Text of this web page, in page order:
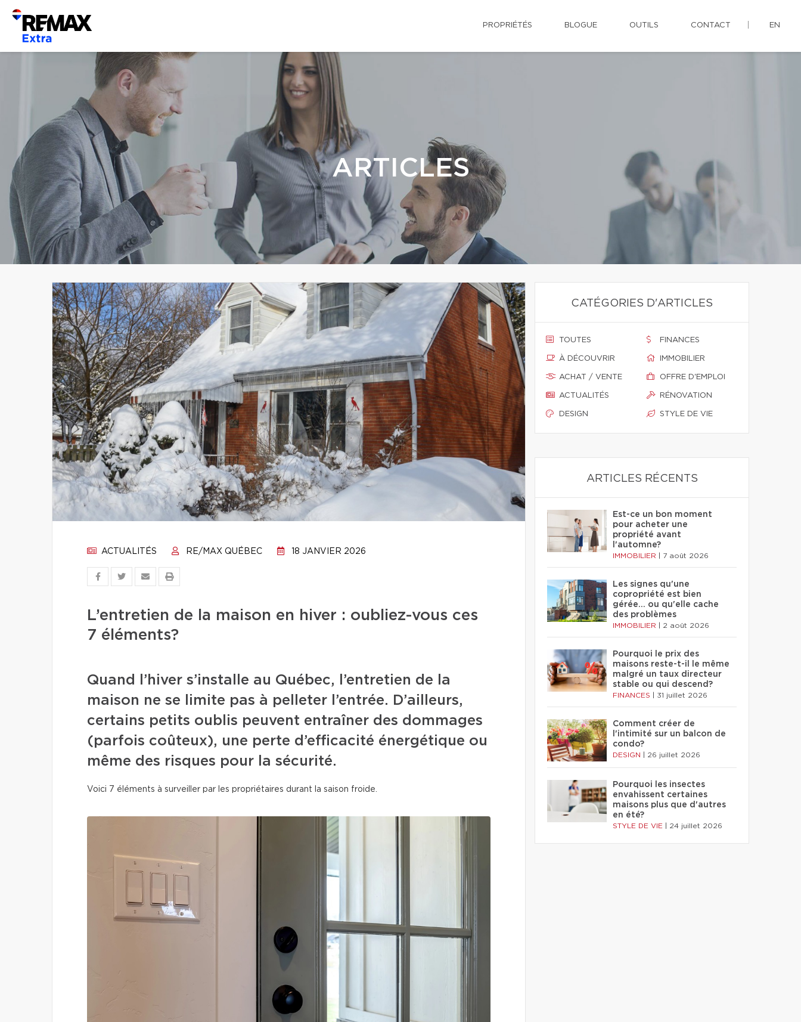
PROPRIÉTÉS BLOGUE OUTILS CONTACT EN
ARTICLES
ACTUALITÉS RE/MAX QUÉBEC 18 JANVIER 2026
L’entretien de la maison en hiver : oubliez-vous ces
7 éléments?
Quand l’hiver s’installe au Québec, l’entretien de la
maison ne se limite pas à pelleter l’entrée. D’ailleurs,
certains petits oublis peuvent entraîner des dommages
(parfois coûteux), une perte d’efficacité énergétique ou
même des risques pour la sécurité.
Voici 7 éléments à surveiller par les propriétaires durant la saison froide.
CATÉGORIES D'ARTICLES
TOUTES
À DÉCOUVRIR
ACHAT / VENTE
ACTUALITÉS
DESIGN
FINANCES
IMMOBILIER
OFFRE D'EMPLOI
RÉNOVATION
STYLE DE VIE
ARTICLES RÉCENTS
Est-ce un bon moment
pour acheter une
propriété avant
l'automne?
IMMOBILIER 7 août 2026
Les signes qu'une
copropriété est bien
gérée… ou qu'elle cache
des problèmes
IMMOBILIER 2 août 2026
Pourquoi le prix des
maisons reste-t-il le même
malgré un taux directeur
stable ou qui descend?
FINANCES 31 juillet 2026
Comment créer de
l'intimité sur un balcon de
condo?
DESIGN 26 juillet 2026
Pourquoi les insectes
envahissent certaines
maisons plus que d'autres
en été?
STYLE DE VIE 24 juillet 2026